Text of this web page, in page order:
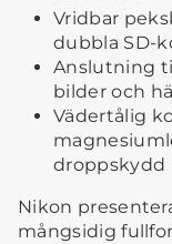
Vridbar
dubbla SD-
Anslutning
bilder och
Vädertålig
droppskydd
Nikon
mångsidig